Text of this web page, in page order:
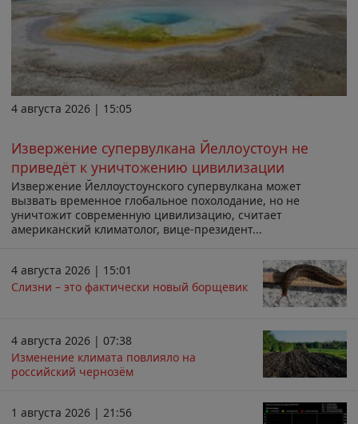
4 августа 2026 | 15:05
Извержение супервулкана Йеллоустоун не
приведёт к уничтожению цивилизации
Извержение Йеллоустоунского супервулкана может
вызвать временное глобальное похолодание, но не
уничтожит современную цивилизацию, считает
американский климатолог, вице-президент...
4 августа 2026 | 15:01
Слизни – это фактически новый борщевик
4 августа 2026 | 07:38
Изменение климата повлияло на
российский чернозём
1 августа 2026 | 21:56